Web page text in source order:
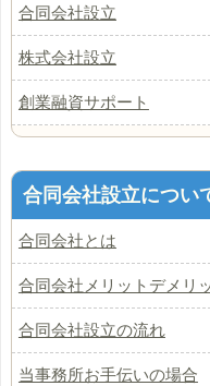
合同会社設立
株式会社設立
創業融資サポート
合同会社設立につい
合同会社とは
合同会社メリットデメリ
合同会社設立の流れ
当事務所お手伝いの場合